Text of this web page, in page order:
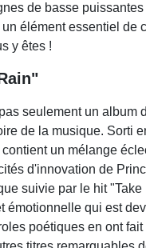
de basse
élément essentiel de
y êtes !
seulement un album
de la musique. Sorti
un mélange
d'innovation de
suivie par le hit
émotionnelle qui est
poétiques en ont